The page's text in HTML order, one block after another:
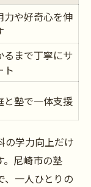
力や好奇心を伸
るまで丁寧にサ
ト
と塾で一体支援
の学力向上だけ
。尼崎市の塾
、一人ひとりの